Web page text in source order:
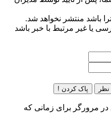
باشد منتشر نخواهد شد.
یا غیر مرتبط با خبر باشد
نظر پاک کردن !
در مرورگر برای زمانی که